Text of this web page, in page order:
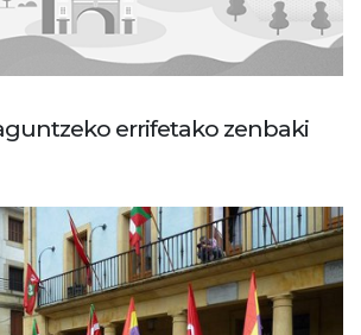
errifetako zenbaki